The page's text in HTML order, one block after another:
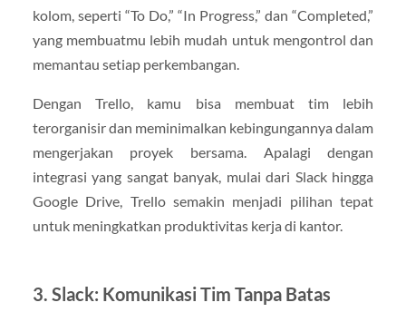
kolom, seperti “To Do,” “In Progress,” dan “Completed,”
yang membuatmu lebih mudah untuk mengontrol dan
memantau setiap perkembangan.
Dengan Trello, kamu bisa membuat tim lebih
terorganisir dan meminimalkan kebingungannya dalam
mengerjakan proyek bersama. Apalagi dengan
integrasi yang sangat banyak, mulai dari Slack hingga
Google Drive, Trello semakin menjadi pilihan tepat
untuk meningkatkan produktivitas kerja di kantor.
3. Slack: Komunikasi Tim Tanpa Batas